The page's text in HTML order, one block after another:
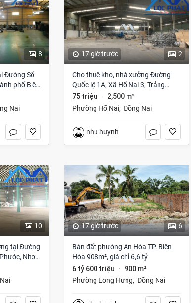
8
Đường Số
phố Biên
Nai
2
17 giờ trước
Cho thuê kho, nhà xưởng Đường
Quốc lộ 1A, Xã Hố Nai 3, Trảng
Bom, Đồng Nai giá 75 Triệu
75 triệu · 2,500 m²
Phường Hố Nai, Đồng Nai
nhu huynh
10
tại Đường
Nhơn
Triệu
6
17 giờ trước
Bán đất phường An Hòa TP. Biên
Hòa 908m², giá chỉ 6,6 tỷ
6 tỷ 600 triệu · 900 m²
Phường Long Hưng, Đồng Nai